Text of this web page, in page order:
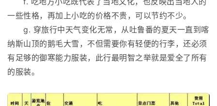
一些性格，再加上小吃的价格不贵，可以节约不少。
g. 穿旅行中天气变化无常，从吐鲁番的夏天一直到喀
纳斯山顶的鹅毛大雪，不但需要你有轻便的行李，还必须
有足够的御寒能力服装，此行最明智之举就是爱全了所有
的服装。